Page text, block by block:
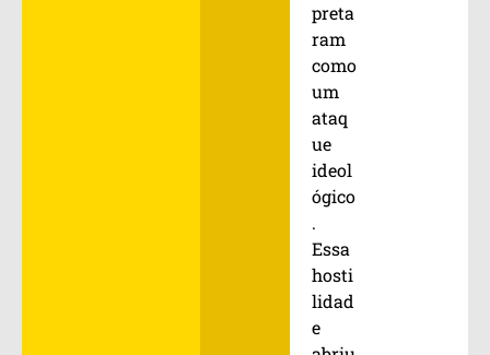
preta
ram
como
um
ataq
ue
ideol
ógico
.
Essa
hosti
lidad
e